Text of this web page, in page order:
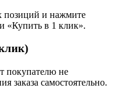
позиций и нажмите
«Купить в 1 клик».
покупателю не
заказа самостоятельно.